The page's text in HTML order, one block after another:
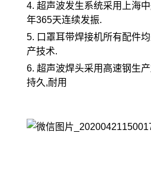
4. 超声波发生系统采用上海
年365天连续发振.
5. 口罩耳带焊接机所有配件
产技术.
6. 超声波焊头采用高速钢生
持久,耐用